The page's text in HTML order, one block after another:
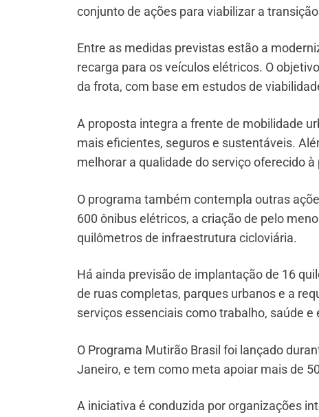
conjunto de ações para viabilizar a
Entre as medidas previstas estão a
recarga para os veículos elétricos. O
da frota, com base em estudos de
A proposta integra a frente de mobilidade
mais eficientes, seguros e sustentáveis.
melhorar a qualidade do serviço oferecido à
O programa também contempla outras
600 ônibus elétricos, a criação de pelo
quilômetros de infraestrutura cicloviária.
Há ainda previsão de implantação de 16
de ruas completas, parques urbanos e a
serviços essenciais como trabalho, saúde e
O Programa Mutirão Brasil foi lançado
Janeiro, e tem como meta apoiar mais de
A iniciativa é conduzida por organizações